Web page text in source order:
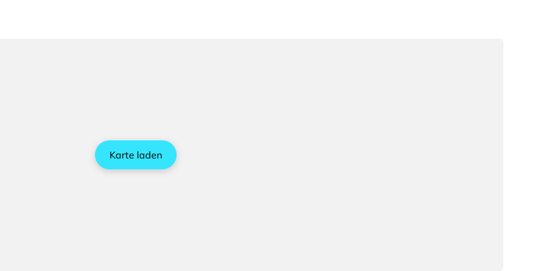
Karte laden